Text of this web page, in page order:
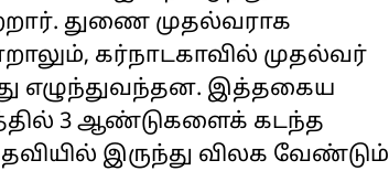
துணை முதல்வராக
கர்நாடகாவில் முதல்வர்
எழுந்துவந்தன. இத்தகைய
3 ஆண்டுகளைக் கடந்த
இருந்து விலக வேண்டும்